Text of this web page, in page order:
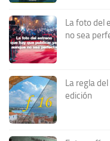
La foto del
no sea
La regla
edición